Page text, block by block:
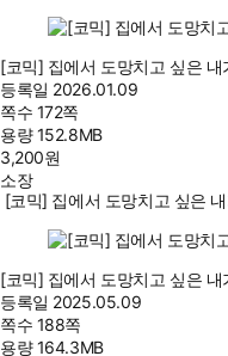
[코믹] 집에서 도망치고 싶은
등록일 2026.01.09
쪽수 172쪽
용량152.8MB
3,200원
소장
[코믹] 집에서 도망치고 싶은
[코믹] 집에서 도망치고 싶은
등록일 2025.05.09
쪽수 188쪽
용량164.3MB